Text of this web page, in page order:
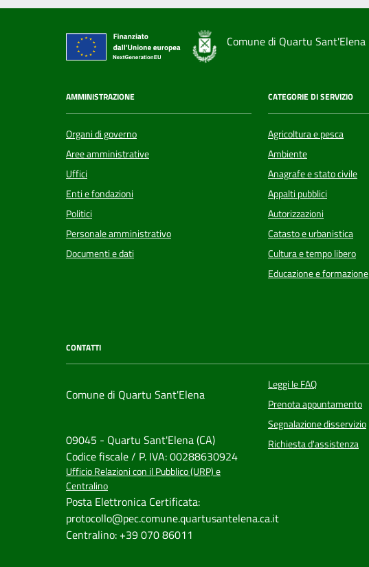
Comune di Quartu Sant'Elena
AMMINISTRAZIONE
Organi di governo
Aree amministrative
Uffici
Enti e fondazioni
Politici
Personale amministrativo
Documenti e dati
CATEGORIE DI SERVIZIO
Agricoltura e pesca
Ambiente
Anagrafe e stato civile
Appalti pubblici
Autorizzazioni
Catasto e urbanistica
Cultura e tempo libero
Educazione e formazione
CONTATTI
Comune di Quartu Sant'Elena
09045 - Quartu Sant'Elena (CA)
Codice fiscale / P. IVA: 00288630924
Ufficio Relazioni con il Pubblico (URP) e
Centralino
Posta Elettronica Certificata:
protocollo@pec.comune.quartusantelena.ca.it
Centralino: +39 070 86011
Leggi le FAQ
Prenota appuntamento
Segnalazione disservizio
Richiesta d'assistenza